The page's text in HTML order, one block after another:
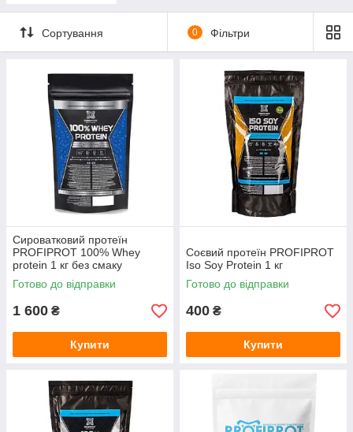
Сортування 0 Фільтри
Сироватковий протеїн
PROFIPROT 100% Whey
protein 1 кг без смаку
Готово до відправки
1 600 ₴
Купити
Соєвий протеїн PROFIPROT
Iso Soy Protein 1 кг
Готово до відправки
400 ₴
Купити